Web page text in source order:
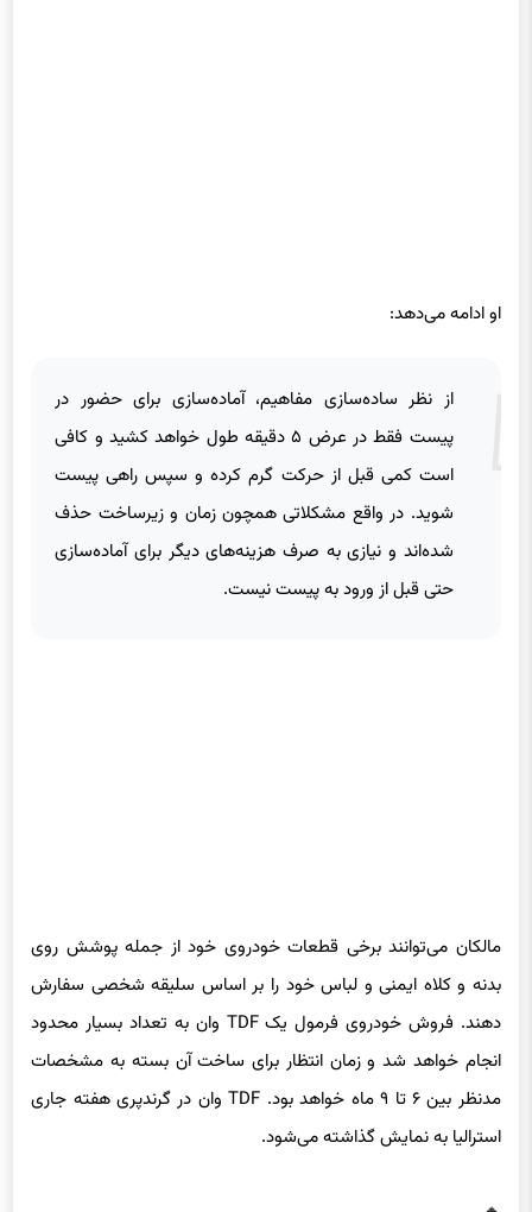
از نظر ساده‌سازی مفاهیم، آماده‌سازی برای حضور در
پیست فقط در عرض ۵ دقیقه طول خواهد کشید و کافی
است کمی قبل از حرکت گرم کرده و سپس راهی پیست
شوید. در واقع مشکلاتی همچون زمان و زیرساخت حذف
شده‌اند و نیازی به صرف هزینه‌های دیگر برای آماده‌سازی
مالکان می‌توانند برخی قطعات خودروی خود از جمله پوشش روی
بدنه و کلاه ایمنی و لباس خود را بر اساس سلیقه شخصی سفارش
دهند. فروش خودروی فرمول یک TDF وان به تعداد بسیار محدود
انجام خواهد شد و زمان انتظار برای ساخت آن بسته به مشخصات